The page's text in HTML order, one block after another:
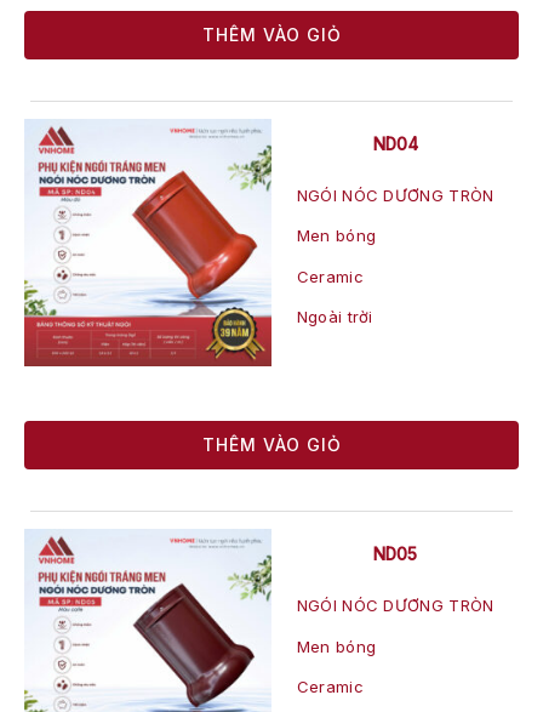
THÊM VÀO GIỎ
ND04
NGÓI NÓC DƯƠNG TRÒN
Men bóng
Ceramic
Ngoài trời
THÊM VÀO GIỎ
ND05
NGÓI NÓC DƯƠNG TRÒN
Men bóng
Ceramic